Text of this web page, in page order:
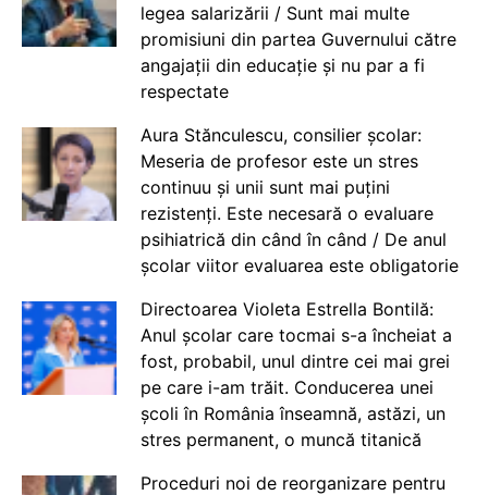
legea salarizării / Sunt mai multe
promisiuni din partea Guvernului către
angajații din educație și nu par a fi
respectate
Aura Stănculescu, consilier școlar:
Meseria de profesor este un stres
continuu și unii sunt mai puțini
rezistenți. Este necesară o evaluare
psihiatrică din când în când / De anul
școlar viitor evaluarea este obligatorie
Directoarea Violeta Estrella Bontilă:
Anul școlar care tocmai s-a încheiat a
fost, probabil, unul dintre cei mai grei
pe care i-am trăit. Conducerea unei
școli în România înseamnă, astăzi, un
stres permanent, o muncă titanică
Proceduri noi de reorganizare pentru